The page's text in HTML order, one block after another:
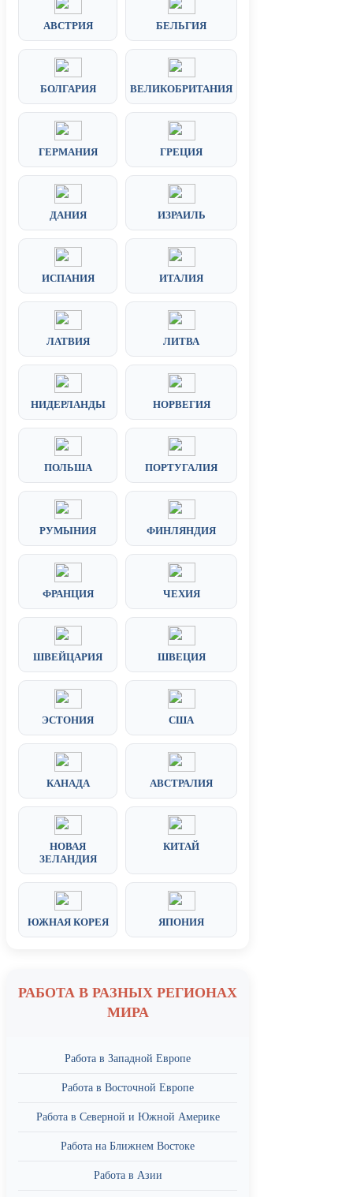
АВСТРИЯ БЕЛЬГИЯ
БОЛГАРИЯ ВЕЛИКОБРИТАНИЯ
ГЕРМАНИЯ ГРЕЦИЯ
ДАНИЯ ИЗРАИЛЬ
ИСПАНИЯ ИТАЛИЯ
ЛАТВИЯ ЛИТВА
НИДЕРЛАНДЫ НОРВЕГИЯ
ПОЛЬША ПОРТУГАЛИЯ
РУМЫНИЯ ФИНЛЯНДИЯ
ФРАНЦИЯ ЧЕХИЯ
ШВЕЙЦАРИЯ ШВЕЦИЯ
ЭСТОНИЯ США
КАНАДА АВСТРАЛИЯ
НОВАЯ
ЗЕЛАНДИЯ
КИТАЙ
ЮЖНАЯ КОРЕЯ ЯПОНИЯ
РАБОТА В РАЗНЫХ РЕГИОНАХ
МИРА
Работа в Западной Европе
Работа в Восточной Европе
Работа в Северной и Южной Америке
Работа на Ближнем Востоке
Работа в Азии